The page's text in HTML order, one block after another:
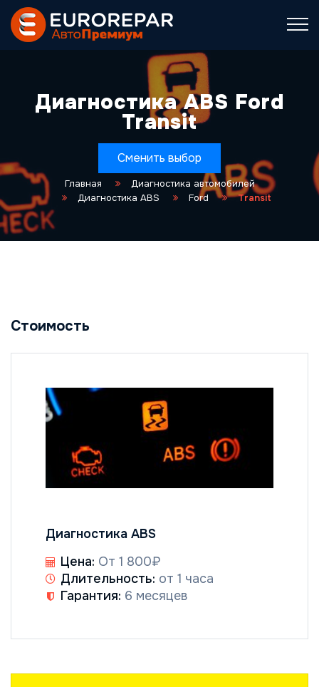
Диагностика ABS Ford
Transit
Сменить выбор
Главная
Диагностика автомобилей
Диагностика ABS
Ford Transit
Стоимость
Диагностика ABS
Цена: От 1 800₽
Длительность: от 1 часа
Гарантия: 6 месяцев